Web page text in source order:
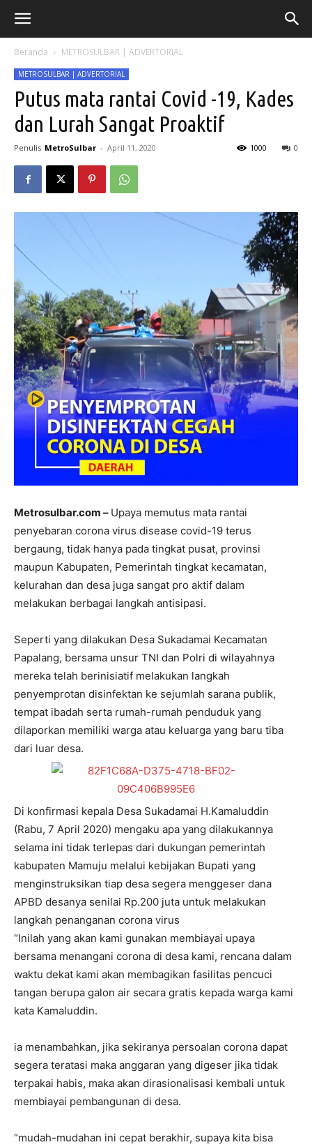
Beranda METROSULBAR | ADVERTORIAL
METROSULBAR | ADVERTORIAL
Putus mata rantai Covid -19, Kades
dan Lurah Sangat Proaktif
Penulis MetroSulbar - April 11, 2020 0
1000
Metrosulbar.com – Upaya memutus mata rantai
penyebaran corona virus disease covid-19 terus
bergaung, tidak hanya pada tingkat pusat, provinsi
maupun Kabupaten, Pemerintah tingkat kecamatan,
kelurahan dan desa juga sangat pro aktif dalam
melakukan berbagai langkah antisipasi.
Seperti yang dilakukan Desa Sukadamai Kecamatan
Papalang, bersama unsur TNI dan Polri di wilayahnya
mereka telah berinisiatif melakukan langkah
penyemprotan disinfektan ke sejumlah sarana publik,
tempat ibadah serta rumah-rumah penduduk yang
dilaporkan memiliki warga atau keluarga yang baru tiba
dari luar desa.
Di konfirmasi kepala Desa Sukadamai H.Kamaluddin
(Rabu, 7 April 2020) mengaku apa yang dilakukannya
selama ini tidak terlepas dari dukungan pemerintah
kabupaten Mamuju melalui kebijakan Bupati yang
menginstruksikan tiap desa segera menggeser dana
APBD desanya senilai Rp.200 juta untuk melakukan
langkah penanganan corona virus
“Inilah yang akan kami gunakan membiayai upaya
bersama menangani corona di desa kami, rencana dalam
waktu dekat kami akan membagikan fasilitas pencuci
tangan berupa galon air secara gratis kepada warga kami
kata Kamaluddin.
ia menambahkan, jika sekiranya persoalan corona dapat
segera teratasi maka anggaran yang digeser jika tidak
terpakai habis, maka akan dirasionalisasi kembali untuk
membiayai pembangunan di desa.
“mudah-mudahan ini cepat berakhir, supaya kita bisa